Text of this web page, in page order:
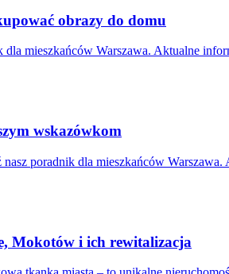
obrazy do domu
mieszkańców Warszawa. Aktualne
wskazówkom
poradnik dla mieszkańców
Mokotów i ich rewitalizacja